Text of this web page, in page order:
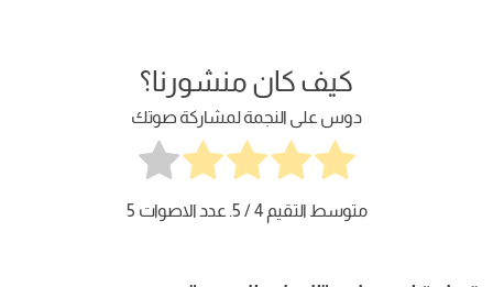
كيف كان منشورنا؟
دوس على النجمة لمشاركة صوتك
متوسط التقيم4/ 5. عدد الاصوات 5